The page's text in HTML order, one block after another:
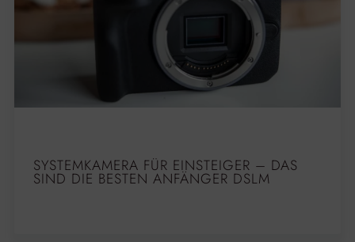
SYSTEMKAMERA FÜR EINSTEIGER – DAS
SIND DIE BESTEN ANFÄNGER DSLM